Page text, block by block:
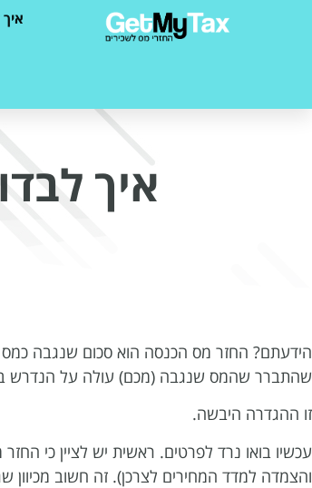
איך
הידעתם? החזר מס הכנסה הוא סכום שנגבה כמס
שהתברר שהמס שנגבה (מכם) עולה על הנדרש
זו ההגדרה היבשה.
והצמדה למדד המחירים לצרכן). זה חשוב